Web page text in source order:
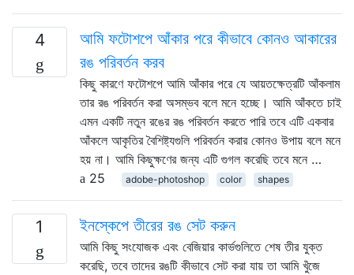
4
আমি ফটোশপে আঁকার পরে কীভাবে কোনও আকারের
রঙ পরিবর্তন করব
কিছু কারণে ফটোশপে আমি আঁকার পরে যে আয়তক্ষেত্রটি আঁকলাম
তার রঙ পরিবর্তন করা অসম্ভব বলে মনে হচ্ছে। আমি আঁকতে চাই
এমন একটি নতুন রঙের রঙ পরিবর্তন করতে পারি তবে এটি একবার
আঁকলে আকৃতির বৈশিষ্ট্যগুলি পরিবর্তন করার কোনও উপায় বলে মনে
হয় না। আমি কিছুক্ষণের জন্য এটি গুগল করেছি তবে মনে …
25
adobe-photoshop color shapes
1 ইনস্কেপে তীরের রঙ সেট করুন
আমি কিছু সংযোজক এবং বেজিয়ার কার্ভগুলিতে শেষ তীর যুক্ত
করেছি, তবে তাদের রঙটি কীভাবে সেট করা যায় তা আমি খুঁজে